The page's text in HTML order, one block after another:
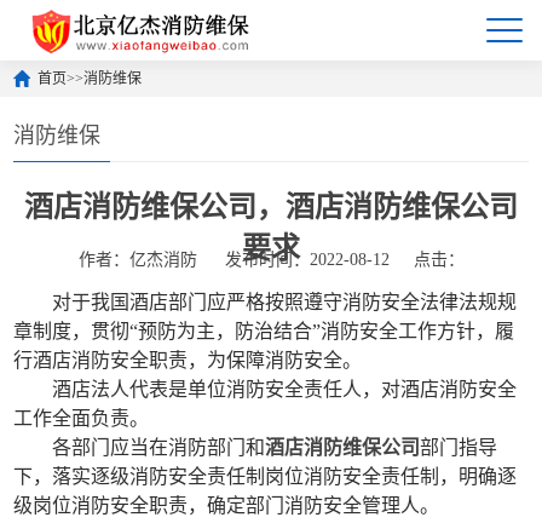
首页>>消防维保
消防维保
酒店消防维保公司，酒店消防维保公司
要求
作者：亿杰消防 发布时间：2022-08-12 点击：
对于我国酒店部门应严格按照遵守消防安全法律法规规
章制度，贯彻“预防为主，防治结合”消防安全工作方针，履
行酒店消防安全职责，为保障消防安全。
酒店法人代表是单位消防安全责任人，对酒店消防安全
工作全面负责。
各部门应当在消防部门和酒店消防维保公司部门指导
下，落实逐级消防安全责任制岗位消防安全责任制，明确逐
级岗位消防安全职责，确定部门消防安全管理人。